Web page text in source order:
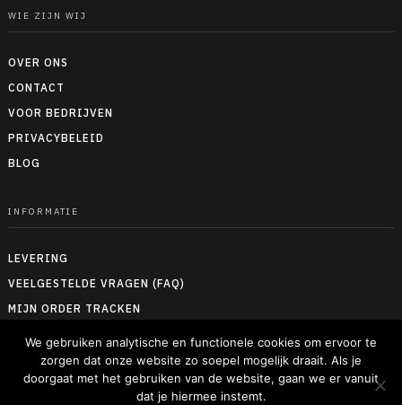
WIE ZIJN WIJ
OVER ONS
CONTACT
VOOR BEDRIJVEN
PRIVACYBELEID
BLOG
INFORMATIE
LEVERING
VEELGESTELDE VRAGEN (FAQ)
MIJN ORDER TRACKEN
ALGEMENE VOORWAARDEN
MAATTABELLEN
We gebruiken analytische en functionele cookies om ervoor te
zorgen dat onze website zo soepel mogelijk draait. Als je
doorgaat met het gebruiken van de website, gaan we er vanuit
dat je hiermee instemt.